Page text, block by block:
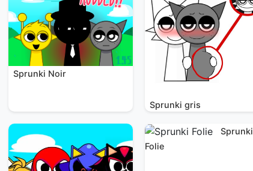
Sprunki Noir
Sprunki gris
Sprunki
Folie